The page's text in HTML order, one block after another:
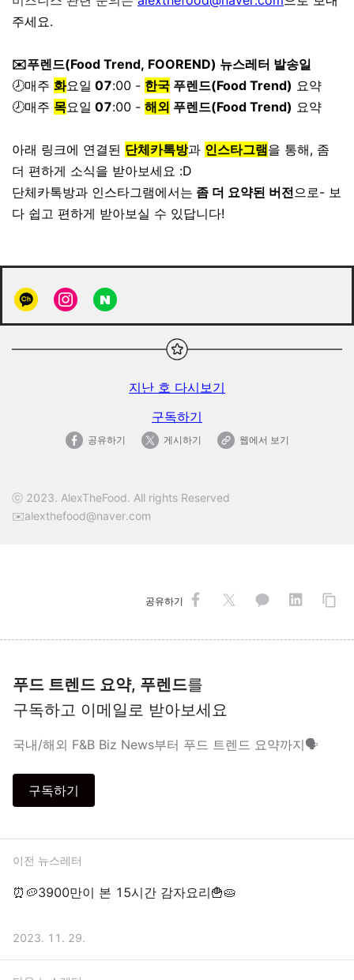
주세요.
✉️푸렌드(Food Trend, FOOREND) 뉴스레터 발송일
🕗매주 화요일 07:00 - 한국 푸렌드(Food Trend) 요약
🕗매주 목요일 07:00 - 해외 푸렌드(Food Trend) 요약
아래 링크에 연결된 단체카톡방과 인스타그램을 통해, 좀
더 편하게 소식을 받아보세요 :D
단체카톡방과 인스타그램에서는 좀 더 요약된 버전으로- 보
다 쉽고 편하게 받아보실 수 있답니다!
지난 호 다시보기
구독하기
공유하기 게시하기 웹에서 보기
ⓒ 2023. AlexTheFood. All rights Reserved
✉️alexthefood@naver.com
공유하기
푸드 트렌드 요약, 푸렌드를
구독하고 이메일로 받아보세요
국내/해외 F&B Biz News부터 푸드 트렌드 요약까지🗣
구독하기
이전 뉴스레터
⏰🥔3900만이 본 15시간 감자요리🍟🥧
2023. 11. 29.